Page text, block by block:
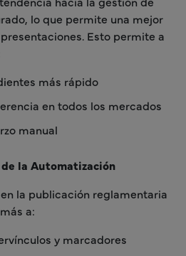
lo que permite una mejor
Esto permite a
más rápido
en todos los mercados
manual
la Automatización
la publicación reglamentaria
a:
y marcadores